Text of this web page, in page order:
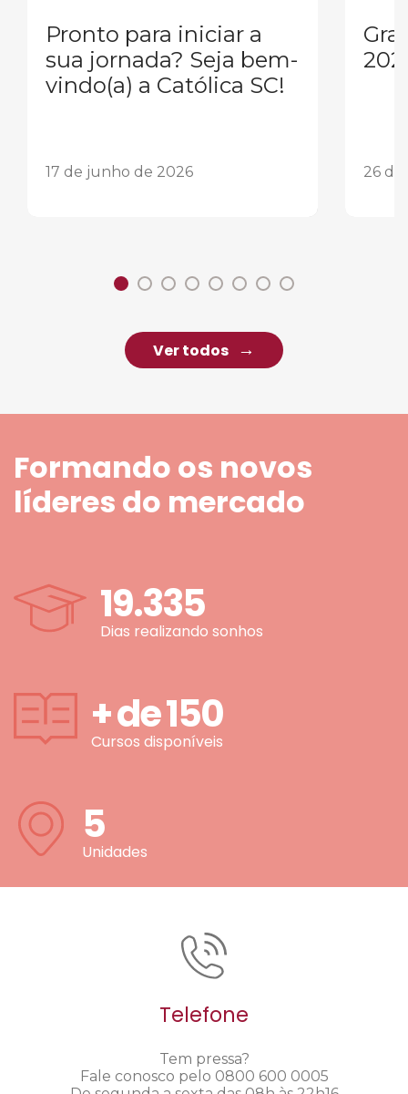
Pronto para iniciar a
sua jornada? Seja bem-
vindo(a) a Católica SC!
17 de junho de 2026 26 de
Ver todos
Formando os novos
líderes do mercado
19.335
Dias realizando sonhos
+ de150
Cursos disponíveis
5
Unidades
Telefone
Tem pressa?
Fale conosco pelo 0800 600 0005